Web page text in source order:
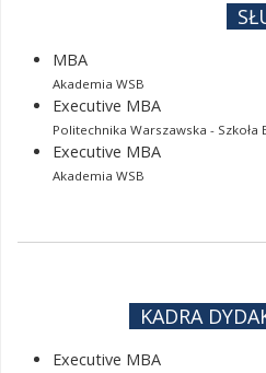
MBA
Akademia WSB
Executive MBA
Politechnika Warszawska - Szkoła
Executive MBA
Akademia WSB
KADRA
Executive MBA